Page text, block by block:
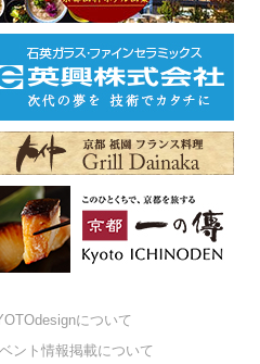
について
ント情報掲載について